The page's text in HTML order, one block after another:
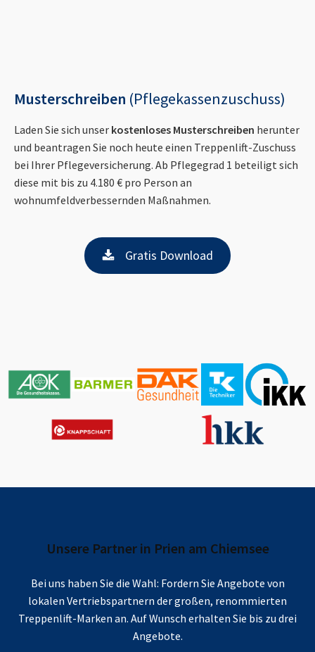
Musterschreiben (Pflegekassenzuschuss)
Laden Sie sich unser kostenloses Musterschreiben herunter
und beantragen Sie noch heute einen Treppenlift-Zuschuss
bei Ihrer Pflegeversicherung. Ab Pflegegrad 1 beteiligt sich
diese mit bis zu 4.180 € pro Person an
wohnumfeldverbessernden Maßnahmen.
Gratis Download
Unsere Partner in Prien am Chiemsee
Bei uns haben Sie die Wahl: Fordern Sie Angebote von
lokalen Vertriebspartnern der großen, renommierten
Treppenlift-Marken an. Auf Wunsch erhalten Sie bis zu drei
Angebote.